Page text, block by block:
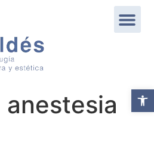
anestesia
Abrir